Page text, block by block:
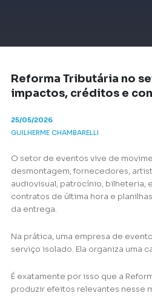
Reforma Tributária no
impactos, créditos e
25/05/2026
GUILHERME CHAMBARELLI
O setor de eventos vive de
desmontagem, fornecedores,
audiovisual, patrocínio, bilheteria,
contratos de última hora e
da entrega.
Na prática, uma empresa de
serviço isolado. Ela organiza uma
É exatamente por isso que a
produzir efeitos relevantes nesse